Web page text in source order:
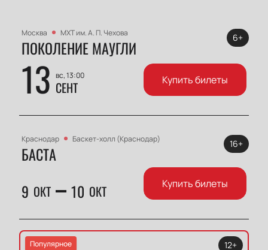
Москва МХТ им. А. П. Чехова
ПОКОЛЕНИЕ МАУГЛИ
13 вс, 13:00
СЕНТ
6+
Купить билеты
Краснодар Баскет-холл (Краснодар)
БАСТА
9 ОКТ 10 ОКТ
16+
Купить билеты
Популярное
12+